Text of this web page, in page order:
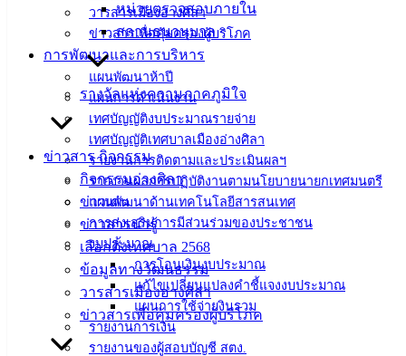
วารสารเมืองอ่างศิลา
ข่าวสารเพื่อคุ้มครองผู้บริโภค
การพัฒนาและการบริหาร
แผนพัฒนาห้าปี
แผนการดำเนินงาน
เทศบัญญัติงบประมาณรายจ่าย
เทศบัญญัติเทศบาลเมืองอ่างศิลา
รายงานการติดตามและประเมินผลฯ
รายงานผลการปฏิบัติงานตามนโยบายนายกเทศมนตรี
แผนพัฒนาด้านเทคโนโลยีสารสนเทศ
การส่งเสริมการมีส่วนร่วมของประชาชน
งบประมาณ
การโอนเงินงบประมาณ
แก้ไขเปลี่ยนแปลงคำชี้แจงงบประมาณ
แผนการใช้จ่ายงินรวม
รายงานการเงิน
รายงานของผู้สอบบัญชี สตง.
หน่วยตรวจสอบภายใน
สถานธนานุบาล
รางวัลแห่งความภาคภูมิใจ
ข่าวสาร กิจกรรม
กิจกรรมอ่างศิลา
ข่าวเด่น
ข่าวสารน่ารู้
เลือกตั้งเทศบาล 2568
ข้อมูลทางวัฒนธรรม
วารสารเมืองอ่างศิลา
ข่าวสารเพื่อคุ้มครองผู้บริโภค
บริการ
ประชาชน
ดาวน์โหลด
แบบ
ฟอร์ม,
เอกสาร
คู่มือ
สำหรับ
ประชาชน/
คู่มือการ
ปฏิบัติ
งาน
ข่าวสาร